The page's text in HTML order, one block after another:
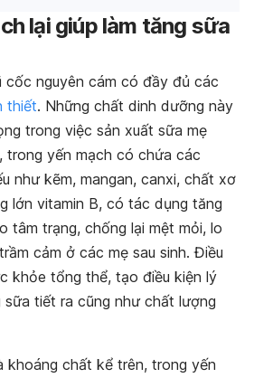
lại giúp làm tăng sữa
cốc nguyên cám có đầy đủ các
thiết. Những chất dinh dưỡng này
trong việc sản xuất sữa mẹ
trong yến mạch có chứa các
như kẽm, mangan, canxi, chất xơ
lớn vitamin B, có tác dụng tăng
tâm trạng, chống lại mệt mỏi, lo
cảm ở các mẹ sau sinh. Điều
khỏe tổng thể, tạo điều kiện lý
tiết ra cũng như chất lượng
khoáng chất kể trên, trong yến